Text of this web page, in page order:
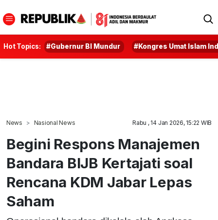
Hot Topics: #Gubernur BI Mundur #Kongres Umat Islam
News Nasional News Rabu , 14 Jan 2026, 15:22 WIB
Begini Respons Manajemen
Bandara BIJB Kertajati soal
Rencana KDM Jabar Lepas
Saham